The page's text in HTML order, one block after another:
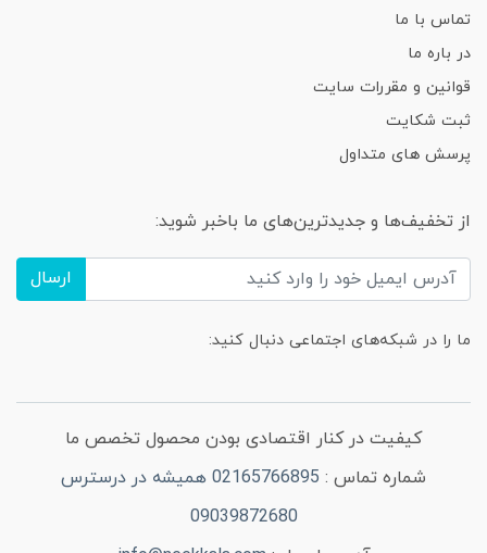
تماس با ما
در باره ما
قوانین و مقررات سایت
ثبت شکایت
پرسش های متداول
از تخفیف‌ها و جدیدترین‌های ما باخبر شوید:
ارسال
ما را در شبکه‌های اجتماعی دنبال کنید:
کیفیت در کنار اقتصادی بودن محصول تخصص ما
شماره تماس :
02165766895 همیشه در درسترس
09039872680